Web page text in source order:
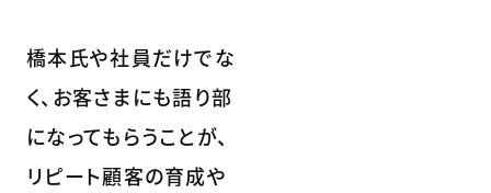
橋本氏や社員だけでな
く、お客さまにも語り部
になってもらうことが、
リピート顧客の育成や